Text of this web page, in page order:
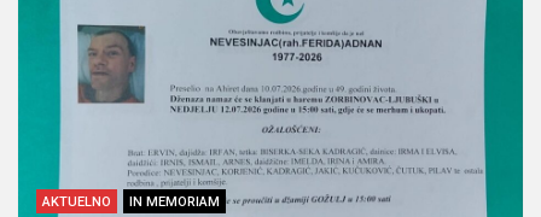
AKTUELNO IN MEMORIAM